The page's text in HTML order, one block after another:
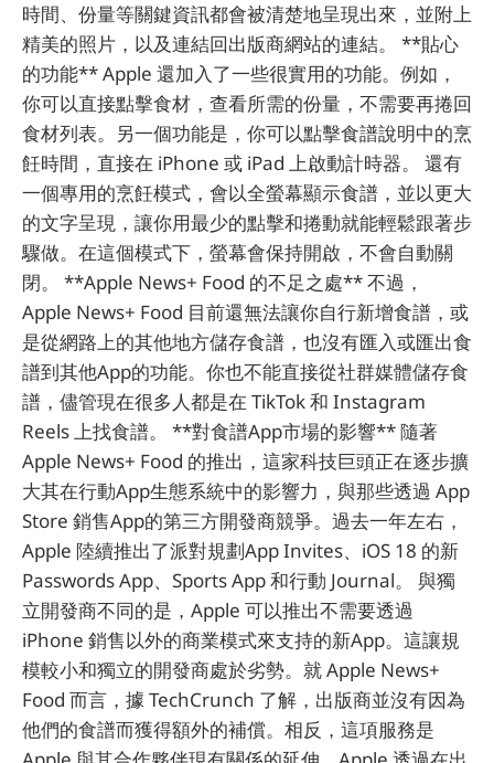
時間、份量等關鍵資訊都會被清楚地呈現出來，並附上
精美的照片，以及連結回出版商網站的連結。 **貼心
的功能** Apple 還加入了一些很實用的功能。例如，
你可以直接點擊食材，查看所需的份量，不需要再捲回
食材列表。另一個功能是，你可以點擊食譜說明中的烹
飪時間，直接在 iPhone 或 iPad 上啟動計時器。 還有
一個專用的烹飪模式，會以全螢幕顯示食譜，並以更大
的文字呈現，讓你用最少的點擊和捲動就能輕鬆跟著步
驟做。在這個模式下，螢幕會保持開啟，不會自動關
閉。 **Apple News+ Food 的不足之處** 不過，
Apple News+ Food 目前還無法讓你自行新增食譜，或
是從網路上的其他地方儲存食譜，也沒有匯入或匯出食
譜到其他App的功能。你也不能直接從社群媒體儲存食
譜，儘管現在很多人都是在 TikTok 和 Instagram
Reels 上找食譜。 **對食譜App市場的影響** 隨著
Apple News+ Food 的推出，這家科技巨頭正在逐步擴
大其在行動App生態系統中的影響力，與那些透過 App
Store 銷售App的第三方開發商競爭。過去一年左右，
Apple 陸續推出了派對規劃App Invites、iOS 18 的新
Passwords App、Sports App 和行動 Journal。 與獨
立開發商不同的是，Apple 可以推出不需要透過
iPhone 銷售以外的商業模式來支持的新App。這讓規
模較小和獨立的開發商處於劣勢。就 Apple News+
Food 而言，據 TechCrunch 了解，出版商並沒有因為
他們的食譜而獲得額外的補償。相反，這項服務是